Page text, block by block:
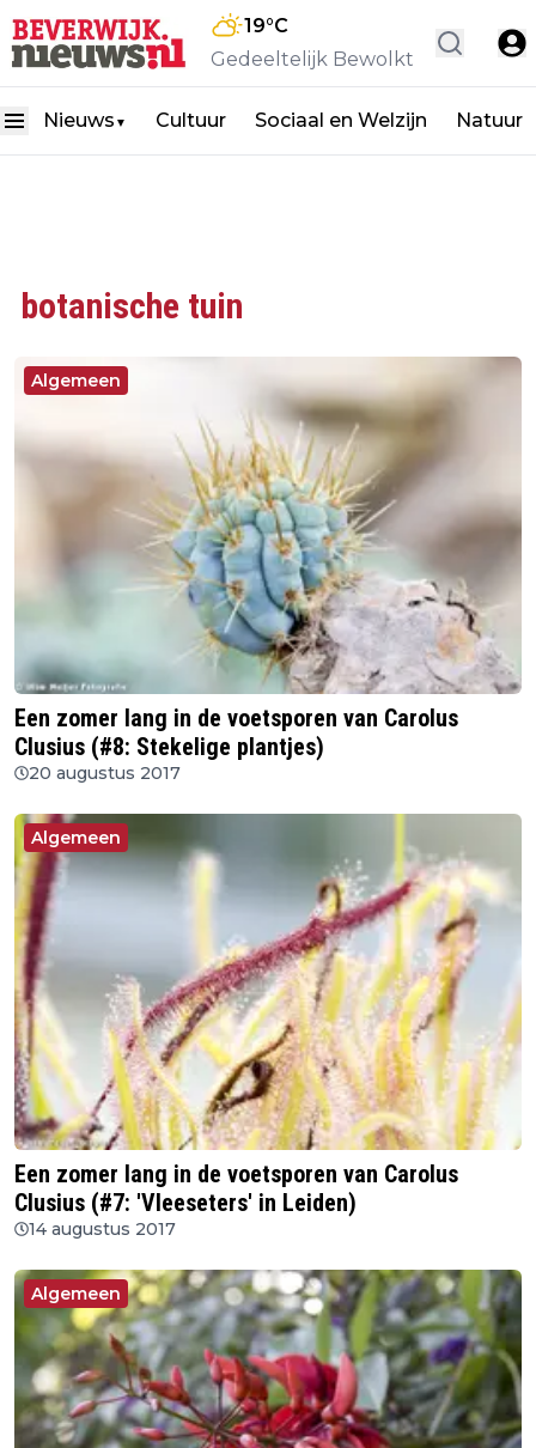
19°C
Gedeeltelijk Bewolkt
Nieuws ▼ Cultuur Sociaal en Welzijn Natuur
botanische tuin
Algemeen
Een zomer lang in de voetsporen van Carolus
Clusius (#8: Stekelige plantjes)
20 augustus 2017
Algemeen
Een zomer lang in de voetsporen van Carolus
Clusius (#7: 'Vleeseters' in Leiden)
14 augustus 2017
Algemeen